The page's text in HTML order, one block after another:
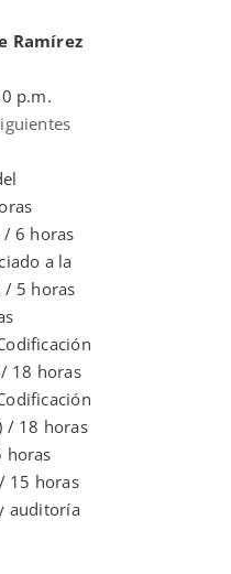
Ramírez
p.m.
/ 6 horas
a la
/ 5 horas
18 horas
/ 18 horas
horas
15 horas
auditoría